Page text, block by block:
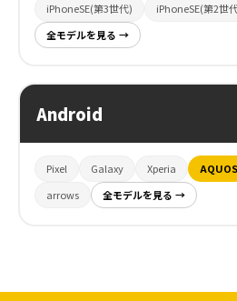
iPhoneSE(第3世代)
iPhoneSE(第2世
全モデルを見る →
Android
Pixel Galaxy Xperia AQUOS
arrows
全モデルを見る →